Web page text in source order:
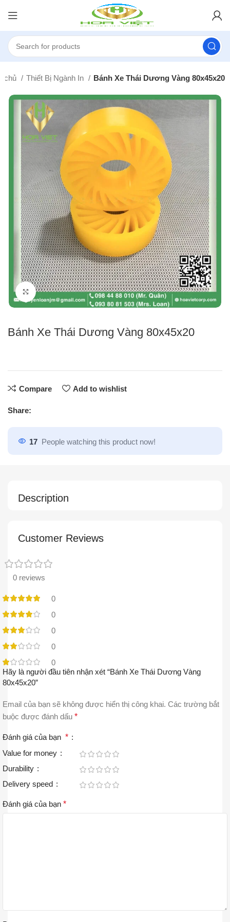
chủ Thiết Bị Ngành In Bánh Xe Thái Dương Vàng 80x45x20
Click to enlarge
Bánh Xe Thái Dương Vàng 80x45x20
Compare Add to wishlist
Share:
17 People watching this product now!
Description
Customer Reviews
0 reviews
0
0
0
0
0
Hãy là người đầu tiên nhận xét “Bánh Xe Thái Dương Vàng
80x45x20”
Email của bạn sẽ không được hiển thị công khai. Các trường bắt
buộc được đánh dấu *
Đánh giá của bạn *
Value for money
Durability
Delivery speed
Đánh giá của bạn *